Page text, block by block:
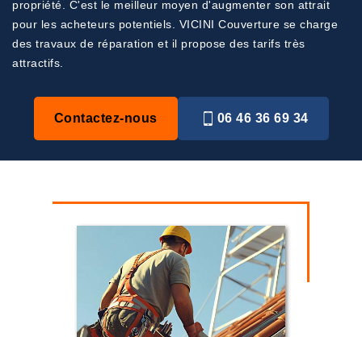
propriété. C'est le meilleur moyen d'augmenter son attrait
pour les acheteurs potentiels. VICINI Couverture se charge
des travaux de réparation et il propose des tarifs très
attractifs.
Contactez-nous 06 46 36 69 34